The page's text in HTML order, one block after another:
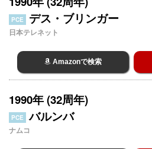
PCE デス・ブリンガー
日本テレネット
Amazonで検索
1990年 (32周年)
PCE バルンバ
ナムコ